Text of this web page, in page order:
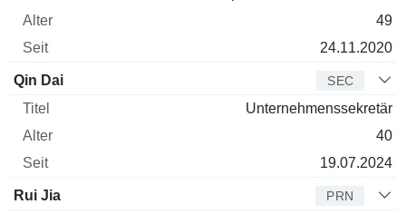
49
24.11.2020
Qin Dai SEC
Unternehmenssekretär
40
19.07.2024
Rui Jia PRN